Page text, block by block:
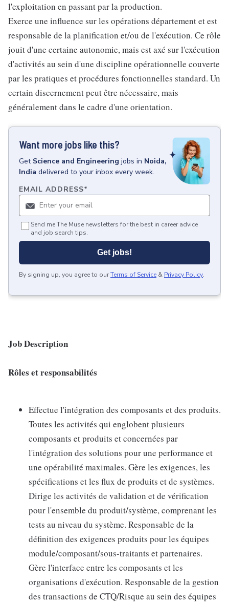
l'exploitation en passant par la production.
Exerce une influence sur les opérations département et est
responsable de la planification et/ou de l'exécution. Ce rôle
jouit d'une certaine autonomie, mais est axé sur l'exécution
d'activités au sein d'une discipline opérationnelle couverte
par les pratiques et procédures fonctionnelles standard. Un
certain discernement peut être nécessaire, mais
généralement dans le cadre d'une orientation.
Want more jobs like this?
Get Science and Engineering jobs in Noida,
India delivered to your inbox every week.
EMAIL ADDRESS*
Send me The Muse newsletters for the best in career advice
and job search tips.
Get jobs!
By signing up, you agree to ourTerms of Service & Privacy Policy.
Job Description
Rôles et responsabilités
Effectue l'intégration des composants et des produits.
Toutes les activités qui englobent plusieurs
composants et produits et concernées par
l'intégration des solutions pour une performance et
une opérabilité maximales. Gère les exigences, les
spécifications et les flux de produits et de systèmes.
Dirige les activités de validation et de vérification
pour l'ensemble du produit/système, comprenant les
tests au niveau du système. Responsable de la
définition des exigences produits pour les équipes
module/composant/sous-traitants et partenaires.
Gère l'interface entre les composants et les
organisations d'exécution. Responsable de la gestion
des transactions de CTQ/Risque au sein des équipes